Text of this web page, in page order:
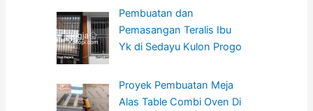
Pembuatan dan
Pemasangan Teralis Ibu
Yk di Sedayu Kulon Progo
Proyek Pembuatan Meja
Alas Table Combi Oven Di